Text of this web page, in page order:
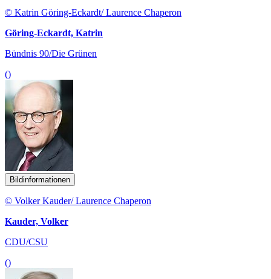
© Katrin Göring-Eckardt/ Laurence Chaperon
Göring-Eckardt, Katrin
Bündnis 90/Die Grünen
()
Bildinformationen
© Volker Kauder/ Laurence Chaperon
Kauder, Volker
CDU/CSU
()